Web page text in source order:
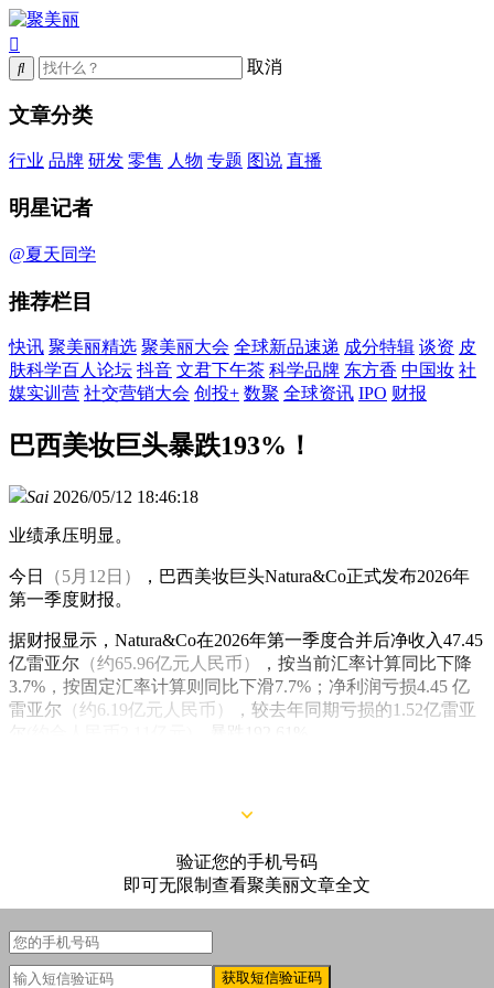
取消
文章分类
行业 品牌 研发 零售 人物 专题 图说 直播
明星记者
@夏天同学
推荐栏目
快讯 聚美丽精选 聚美丽大会 全球新品速递 成分特辑 谈资 皮
肤科学百人论坛 抖音 文君下午茶 科学品牌 东方香 中国妆 社
媒实训营 社交营销大会 创投+ 数聚 全球资讯 IPO 财报
巴西美妆巨头暴跌193%！
Sai 2026/05/12 18:46:18
业绩承压明显。
今日 （5月12日）
，巴西美妆巨头Natura&Co正式发布2026年
第一季度财报。
据财报显示，Natura&Co在2026年第一季度合并后净收入47.45
亿雷亚尔 （约65.96亿元人民币）
，按当前汇率计算同比下降
3.7%，按固定汇率计算则同比下滑7.7%；净利润亏损4.45 亿
雷亚尔 （约6.19亿元人民币）
，较去年同期亏损的1.52亿雷亚
，暴跌192.61%。
验证您的手机号码
即可无限制查看聚美丽文章全文
获取短信验证码